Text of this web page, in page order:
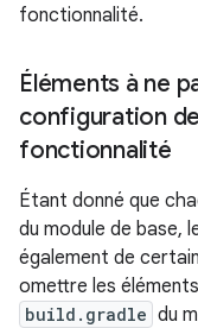
fonctionnalité.
Éléments à ne
configuration
fonctionnalité
Étant donné que
du module de base,
également de
omettre les
build.gradle du